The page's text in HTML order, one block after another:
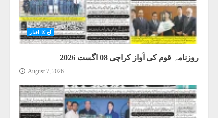
آج کا اخبار
روزنامہ قوم کی آواز کراچی 08 اگست 2026
August 7, 2026